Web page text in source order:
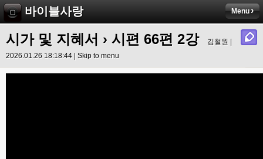
바이블사랑 Menu
시가 및 지혜서 › 시편 66편 2강
김철원 |
2026.01.26 18:18:44 | Skip to menu